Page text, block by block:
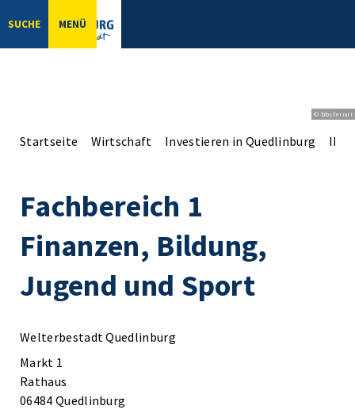
SUCHE MENÜ
© bbsferrari
Startseite Wirtschaft Investieren in Quedlinburg Ihr
Fachbereich 1
Finanzen, Bildung,
Jugend und Sport
Welterbestadt Quedlinburg
Markt 1
Rathaus
06484 Quedlinburg